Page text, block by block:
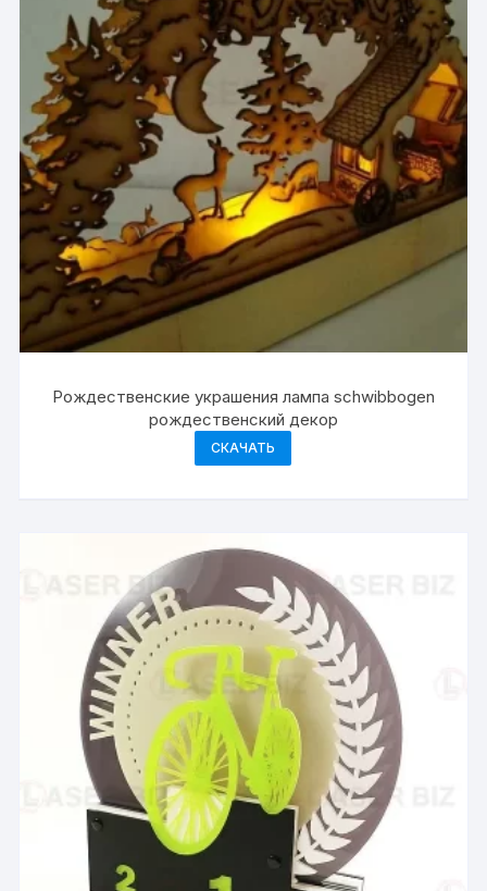
Рождественские украшения лампа schwibbogen
рождественский декор
СКАЧАТЬ